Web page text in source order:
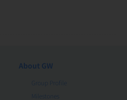
About GW
Group Profile
Milestones